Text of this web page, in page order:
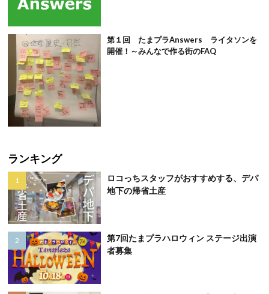
第１回 たまプラAnswers ライタソンを
開催！～みんなで作る街のFAQ
ランキング
ロコっちスタッフがおすすめする、デパ
地下の帰省土産
第7回たまプラハロウィン ステージ出演
者募集